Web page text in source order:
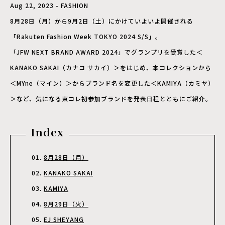
Aug 22, 2023 - FASHION
8月28日（月）から9月2日（土）にかけていよいよ開催される
「Rakuten Fashion Week TOKYO 2024 S/S」。
「JFW NEXT BRAND AWARD 2024」でグランプリを受賞した＜
KANAKO SAKAI（カナコ サカイ）＞をはじめ、本コレクションから
＜MYne（マイン）＞からブランド名を変更した＜KAMIYA（カミヤ）
＞など、気になる東コレ初参加ブランドを発表日程とともにご紹介。
Index
8月28日（月）
KANAKO SAKAI
KAMIYA
8月29日（火）
EJ SHEYANG